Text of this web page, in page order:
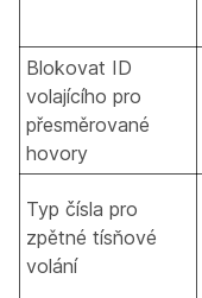
Blokovat ID
volajícího pro
přesměrované
hovory
Typ čísla pro
zpětné tísňové
volání